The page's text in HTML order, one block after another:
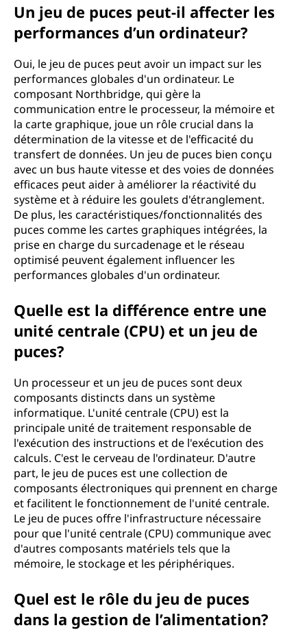
Un jeu de puces peut-il affecter les
performances d’un ordinateur?
Oui, le jeu de puces peut avoir un impact sur les
performances globales d'un ordinateur. Le
composant Northbridge, qui gère la
communication entre le processeur, la mémoire et
la carte graphique, joue un rôle crucial dans la
détermination de la vitesse et de l'efficacité du
transfert de données. Un jeu de puces bien conçu
avec un bus haute vitesse et des voies de données
efficaces peut aider à améliorer la réactivité du
système et à réduire les goulets d'étranglement.
De plus, les caractéristiques/fonctionnalités des
puces comme les cartes graphiques intégrées, la
prise en charge du surcadenage et le réseau
optimisé peuvent également influencer les
performances globales d'un ordinateur.
Quelle est la différence entre une
unité centrale (CPU) et un jeu de
puces?
Un processeur et un jeu de puces sont deux
composants distincts dans un système
informatique. L'unité centrale (CPU) est la
principale unité de traitement responsable de
l'exécution des instructions et de l'exécution des
calculs. C'est le cerveau de l'ordinateur. D'autre
part, le jeu de puces est une collection de
composants électroniques qui prennent en charge
et facilitent le fonctionnement de l'unité centrale.
Le jeu de puces offre l'infrastructure nécessaire
pour que l'unité centrale (CPU) communique avec
d'autres composants matériels tels que la
mémoire, le stockage et les périphériques.
Quel est le rôle du jeu de puces
dans la gestion de l’alimentation?